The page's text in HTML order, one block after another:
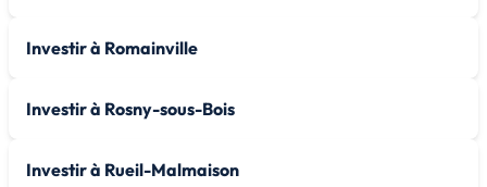
Investir à Romainville
Investir à Rosny-sous-Bois
Investir à Rueil-Malmaison